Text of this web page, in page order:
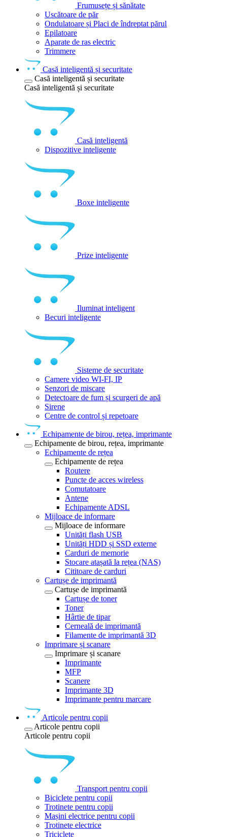
Frumusețe și sănătate
Uscătoare de păr
Ondulatoare și Placi de îndreptat părul
Epilatoare
Aparate de ras electric
Trimmere
Casă inteligentă și securitate
Casă inteligentă și securitate
Casă inteligentă și securitate
Casă inteligentă
Dispozitive inteligente
Boxe inteligente
Prize inteligente
Iluminat inteligent
Becuri inteligente
Sisteme de securitate
Camere video WI-FI, IP
Senzori de miscare
Detectoare de fum și scurgeri de apă
Sirene
Centre de control și repetoare
Echipamente de birou, rețea, imprimante
Echipamente de birou, rețea, imprimante
Echipamente de rețea
Echipamente de rețea
Routere
Puncte de acces wireless
Comutatoare
Antene
Echipamente ADSL
Mijloace de informare
Mijloace de informare
Unități flash USB
Unități HDD și SSD externe
Carduri de memorie
Stocare atașată la rețea (NAS)
Cititoare de carduri
Cartușe de imprimantă
Cartușe de imprimantă
Cartușe de toner
Toner
Hârtie de tipar
Cerneală de imprimantă
Filamente de imprimantă 3D
Imprimare și scanare
Imprimare și scanare
Imprimante
MFP
Scanere
Imprimante 3D
Imprimante pentru marcare
Articole pentru copii
Articole pentru copii
Articole pentru copii
Transport pentru copii
Biciclete pentru copii
Trotinete pentru copii
Mașini electrice pentru copii
Trotinete electrice
Triciclete